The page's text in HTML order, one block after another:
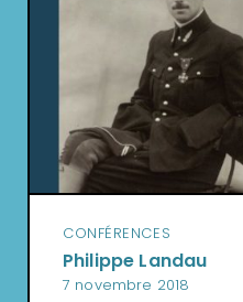
CONFÉRENCES
Philippe Landau
7 novembre 2018